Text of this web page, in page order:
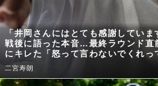
「井岡さんにはとても感謝してい
戦後に語った本音…最終ラウンド直
にキレた「怒って言わないでくれっ
二宮寿朗